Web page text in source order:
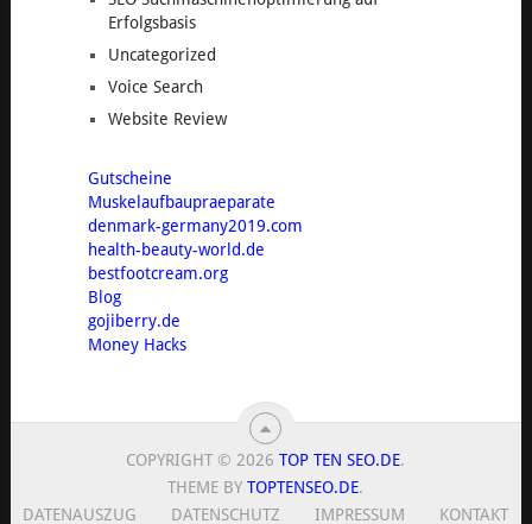
Erfolgsbasis
Uncategorized
Voice Search
Website Review
Gutscheine
Muskelaufbaupraeparate
denmark-germany2019.com
health-beauty-world.de
bestfootcream.org
Blog
gojiberry.de
Money Hacks
COPYRIGHT © 2026TOP TEN SEO.DE.
THEME BYTOPTENSEO.DE.
DATENAUSZUG
DATENSCHUTZ IMPRESSUM KONTAKT